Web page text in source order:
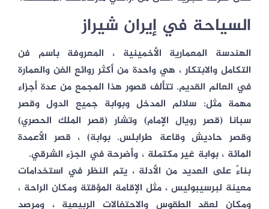
السياحة في إيران شیراز
الهندسة المعمارية الأخمينية ، المعروفة باسم فن
التكامل والابتكار ، هي واحدة من أكثر روائع الفن والعمارة
في العالم القديم. تتألف قصور هذا المجمع من عدة أجزاء
مهمة مثل: سلالم المدخل وبوابة جميع الدول وقصر
سبانا (قصر رويال الإمام) وتشار (قصر الملك الحصري)
وقصر حاديش وقاعة طرابلس. بوابة) ، قصر الأعمدة
المائة ، بوابة غير مكتملة ، وأضرحة في الجزء الشرقي.
بناءً على العديد من الأدلة ، يتم النظر في استخدامات
معينة لبرسيبوليس ، مثل الإقامة المؤقتة ومكان الراحة ،
ومكان لعقد الطقوس والاحتفالات الربيعية ، ومرصد